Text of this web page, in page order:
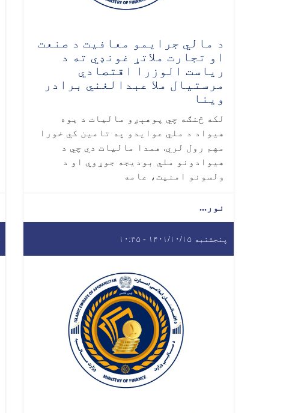
د مالي جرایمو معافیت د صنعت
او تجارت ملاتړ غونډي ته د
ریاست الوزرا اقتصادي
مرستیال ملا عبدالغني برادر
وینا
لکه څنګه چي پوهېږو مالیات د یوه
هیواد د ملي عوایدو په تامین کي خورا
مهم رول لري. همدا مالیات دي چي د
هیوادونو ملي بودیجه جوړوي او د
ولسونو امنیت، عامه
نور...
پنجشنبه ۱۴۰۱/۱۰/۱۵ - ۱۰:۳۵